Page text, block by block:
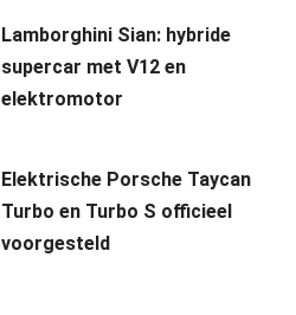
Lamborghini Sian: hybride
supercar met V12 en
elektromotor
Elektrische Porsche Taycan
Turbo en Turbo S officieel
voorgesteld